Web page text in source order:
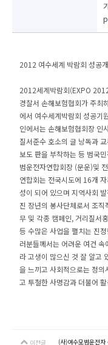
p
2012 여수세계 박람회 성공
2012세계박람회(EXPO
경찰서 손해보험협회가 주최
에서 여수세계박람회 성공기
인에서는 손해보험협회장 인
질서준수 호소의 글 낭독과
보도 판을 부착하는 등 범국
범운전자연합회장 (문운)및
연합회는 전국시도에 16개
성이 되어 있으며 지역사회
진 장년의 봉사단체로서 조
무 및 각종 캠페인, 거리질서
등 수많은 사업을 펼치는 진
러분들께서는 어려운 여건
라 고생이 많으신 것 잘 알고
을 느끼고 사회적으로는 정
고 투철한 사명감과 더불어
이전글 (사)여수모범운전자